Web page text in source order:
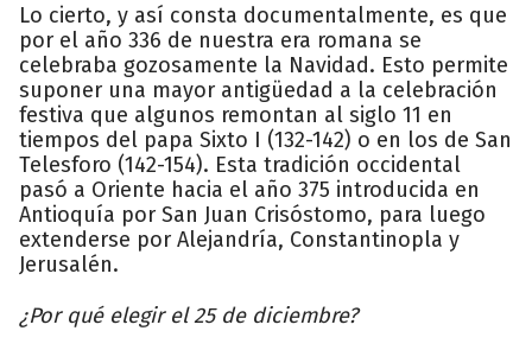
Lo cierto, y así consta documentalmente, es que
por el año 336 de nuestra era romana se
celebraba gozosamente la Navidad. Esto permite
suponer una mayor antigüedad a la celebración
festiva que algunos remontan al siglo 11 en
tiempos del papa Sixto I (132-142) o en los de San
Telesforo (142-154). Esta tradición occidental
pasó a Oriente hacia el año 375 introducida en
Antioquía por San Juan Crisóstomo, para luego
extenderse por Alejandría, Constantinopla y
Jerusalén.
¿Por qué elegir el 25 de diciembre?